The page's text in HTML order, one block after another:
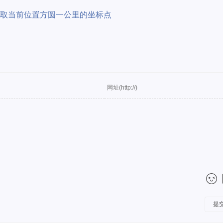
当前位置方圆一公里的坐标点
提